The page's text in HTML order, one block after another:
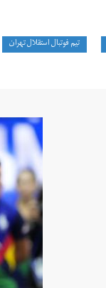
تیم فوتبال استقلال تهران